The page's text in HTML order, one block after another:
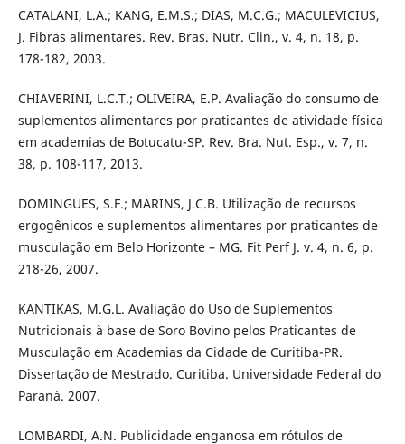
CATALANI, L.A.; KANG, E.M.S.; DIAS, M.C.G.; MACULEVICIUS,
J. Fibras alimentares. Rev. Bras. Nutr. Clin., v. 4, n. 18, p.
178-182, 2003.
CHIAVERINI, L.C.T.; OLIVEIRA, E.P. Avaliação do consumo de
suplementos alimentares por praticantes de atividade física
em academias de Botucatu-SP. Rev. Bra. Nut. Esp., v. 7, n.
38, p. 108-117, 2013.
DOMINGUES, S.F.; MARINS, J.C.B. Utilização de recursos
ergogênicos e suplementos alimentares por praticantes de
musculação em Belo Horizonte – MG. Fit Perf J. v. 4, n. 6, p.
218-26, 2007.
KANTIKAS, M.G.L. Avaliação do Uso de Suplementos
Nutricionais à base de Soro Bovino pelos Praticantes de
Musculação em Academias da Cidade de Curitiba-PR.
Dissertação de Mestrado. Curitiba. Universidade Federal do
Paraná. 2007.
LOMBARDI, A.N. Publicidade enganosa em rótulos de